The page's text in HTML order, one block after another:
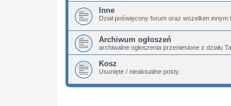
Inne
Dział poświęcony forum oraz wszelkim innym
Archiwum ogłoszeń
archiwalne ogłoszenia przeniesione z działu
Kosz
Usunięte / nieaktualne posty.